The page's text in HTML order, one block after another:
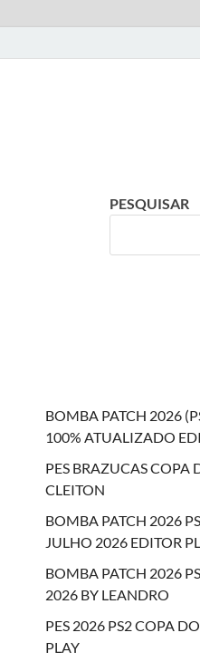
PESQUISAR
BOMBA PATCH 2026
100% ATUALIZADO
PES BRAZUCAS
CLEITON
BOMBA PATCH 2026
JULHO 2026 EDITOR
BOMBA PATCH 2026
2026 BY LEANDRO
PES 2026 PS2 COPA
PLAY